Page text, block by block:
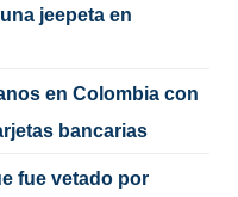
jeepeta en
en Colombia con
bancarias
fue vetado por